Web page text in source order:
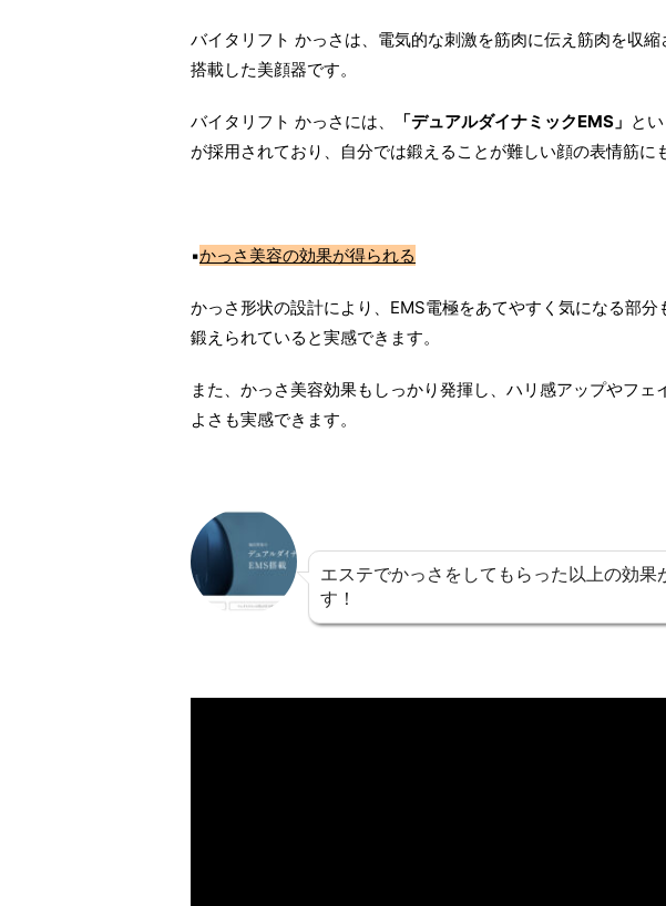
バイタリフト かっさは、電気的な刺激を筋肉に伝え筋肉を収
搭載した美顔器です。
バイタリフト かっさには、 「デュアルダイナミックEMS」 と
が採用されており、自分では鍛えることが難しい顔の表情筋に
▪かっさ美容の効果が得られる
かっさ形状の設計により、EMS電極をあてやすく気になる部
鍛えられていると実感できます。
また、かっさ美容効果もしっかり発揮し、ハリ感アップやフ
よさも実感できます。
エステでかっさをしてもらった以上の効
す！